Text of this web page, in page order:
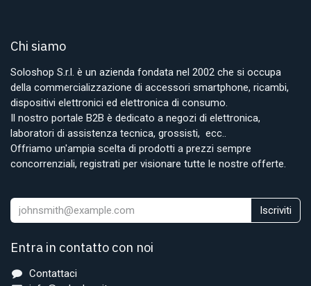
Chi siamo
Soloshop S.r.l. è un azienda fondata nel 2002 che si occupa
della commercializzazione di accessori smartphone, ricambi,
dispositivi elettronici ed elettronica di consumo.
Il nostro portale B2B è dedicato a negozi di elettronica,
laboratori di assistenza tecnica, grossisti, ecc..
Offriamo un'ampia scelta di prodotti a prezzi sempre
concorrenziali, registrati per visionare tutte le nostre offerte.
Iscriviti
Entra in contatto con noi
Contattaci